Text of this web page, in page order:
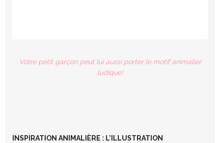
Votre petit garçon peut lui aussi porter le motif animalier
ludique!
INSPIRATION ANIMALIÈRE : L’ILLUSTRATION